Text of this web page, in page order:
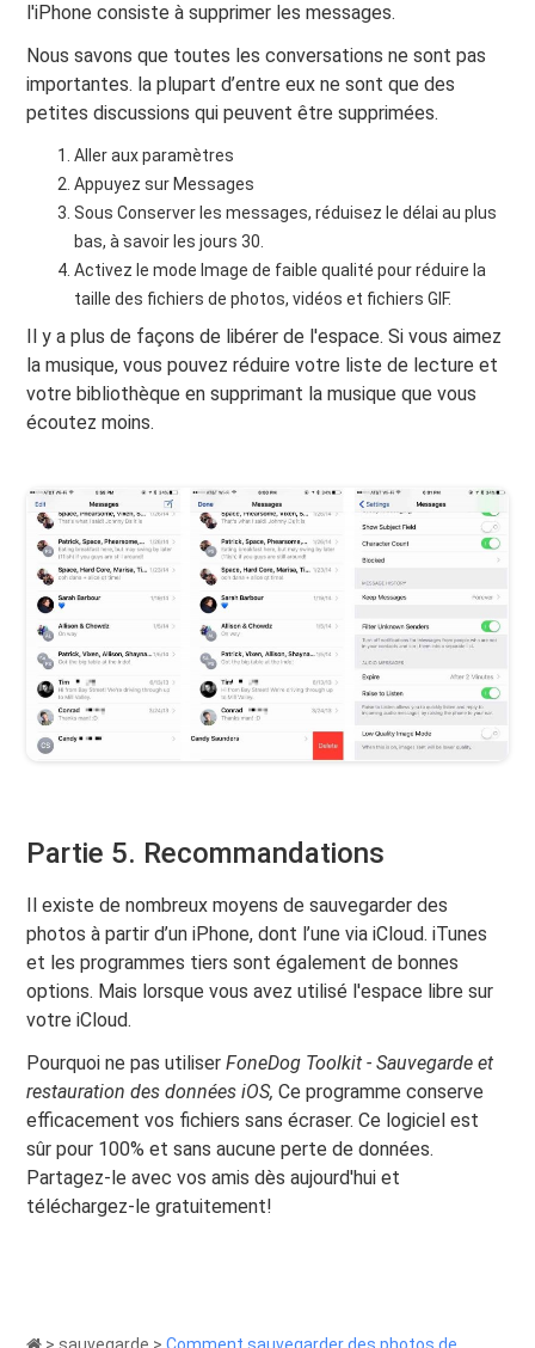
l'iPhone consiste à supprimer les messages.
Nous savons que toutes les conversations ne sont pas
importantes. la plupart d’entre eux ne sont que des
petites discussions qui peuvent être supprimées.
Aller aux paramètres
Appuyez sur Messages
Sous Conserver les messages, réduisez le délai au plus
bas, à savoir les jours 30.
Activez le mode Image de faible qualité pour réduire la
taille des fichiers de photos, vidéos et fichiers GIF.
Il y a plus de façons de libérer de l'espace. Si vous aimez
la musique, vous pouvez réduire votre liste de lecture et
votre bibliothèque en supprimant la musique que vous
écoutez moins.
Partie 5. Recommandations
Il existe de nombreux moyens de sauvegarder des
photos à partir d’un iPhone, dont l’une via iCloud. iTunes
et les programmes tiers sont également de bonnes
options. Mais lorsque vous avez utilisé l'espace libre sur
votre iCloud.
Pourquoi ne pas utiliserFoneDog Toolkit - Sauvegarde et
restauration des données iOS,Ce programme conserve
efficacement vos fichiers sans écraser. Ce logiciel est
sûr pour 100% et sans aucune perte de données.
Partagez-le avec vos amis dès aujourd'hui et
téléchargez-le gratuitement!